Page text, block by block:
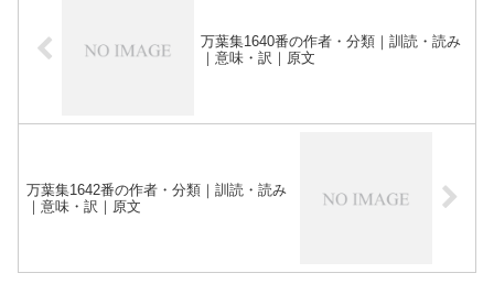
万葉集1640番の作者・分類｜訓読・読み
｜意味・訳｜原文
万葉集1642番の作者・分類｜訓読・読み
｜意味・訳｜原文